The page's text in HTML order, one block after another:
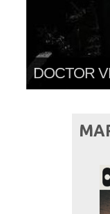
THE